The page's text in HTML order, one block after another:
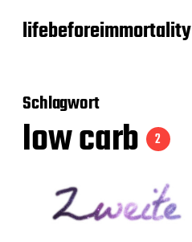
lifebeforeimmortality
Schlagwort
low carb 2